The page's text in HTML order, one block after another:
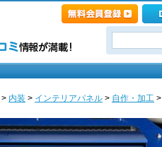
> 内装 > インテリアパネル > 自作・加工 >